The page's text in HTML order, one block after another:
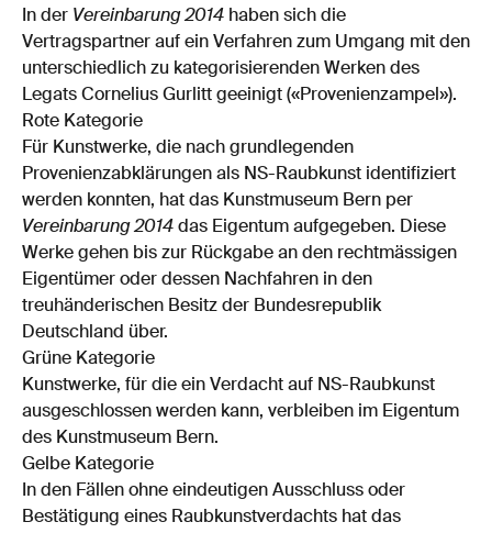
In der Vereinbarung 2014 haben sich die
Vertragspartner auf ein Verfahren zum Umgang mit den
unterschiedlich zu kategorisierenden Werken des
Legats Cornelius Gurlitt geeinigt («Provenienzampel»).
Rote Kategorie
Für Kunstwerke, die nach grundlegenden
Provenienzabklärungen als NS-Raubkunst identifiziert
werden konnten, hat das Kunstmuseum Bern per
Vereinbarung 2014 das Eigentum aufgegeben. Diese
Werke gehen bis zur Rückgabe an den rechtmässigen
Eigentümer oder dessen Nachfahren in den
treuhänderischen Besitz der Bundesrepublik
Deutschland über.
Grüne Kategorie
Kunstwerke, für die ein Verdacht auf NS-Raubkunst
ausgeschlossen werden kann, verbleiben im Eigentum
des Kunstmuseum Bern.
Gelbe Kategorie
In den Fällen ohne eindeutigen Ausschluss oder
Bestätigung eines Raubkunstverdachts hat das